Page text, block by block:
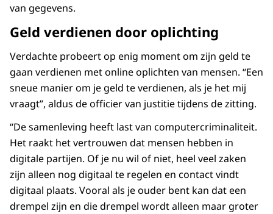
van gegevens.
Geld verdienen door oplichting
Verdachte probeert op enig moment om zijn geld te
gaan verdienen met online oplichten van mensen. “Een
sneue manier om je geld te verdienen, als je het mij
vraagt”, aldus de officier van justitie tijdens de zitting.
“De samenleving heeft last van computercriminaliteit.
Het raakt het vertrouwen dat mensen hebben in
digitale partijen. Of je nu wil of niet, heel veel zaken
zijn alleen nog digitaal te regelen en contact vindt
digitaal plaats. Vooral als je ouder bent kan dat een
drempel zijn en die drempel wordt alleen maar groter